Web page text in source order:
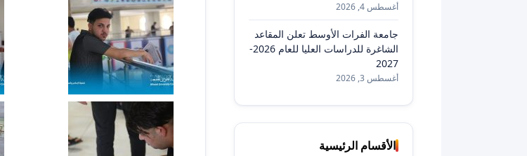
أغسطس 4, 2026
جامعة الفرات الأوسط تعلن المقاعد
الشاغرة للدراسات العليا للعام 2026-
2027
أغسطس 3, 2026
الأقسام الرئيسية